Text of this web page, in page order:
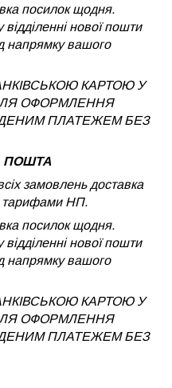
посилок щодня.
нової пошти
напрямку вашого
КАРТОЮ У
ОФОРМЛЕННЯ
ПЛАТЕЖЕМ БЕЗ
ПОШТА
замовлень доставка
тарифами НП.
посилок щодня.
нової пошти
напрямку вашого
КАРТОЮ У
ОФОРМЛЕННЯ
ПЛАТЕЖЕМБЕЗ